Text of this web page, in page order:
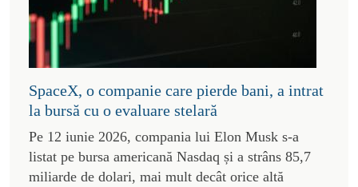
SpaceX, o companie care pierde bani, a intrat
la bursă cu o evaluare stelară
Pe 12 iunie 2026, compania lui Elon Musk s-a
listat pe bursa americană Nasdaq și a strâns 85,7
miliarde de dolari, mai mult decât orice altă